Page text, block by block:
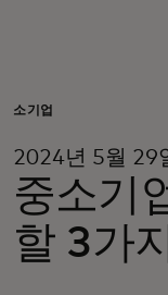
비즈니스
모두를 위
이노베이터
소기업
2024년 5월 29
중소기
할 3가